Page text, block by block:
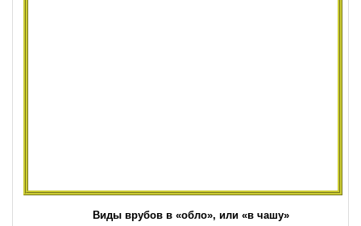
Виды врубов в «обло», или «в чашу»